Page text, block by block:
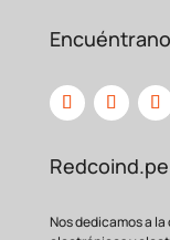
corrosión.
una
una
paradas
del
Redcoind.pe
Nos dedicamos a